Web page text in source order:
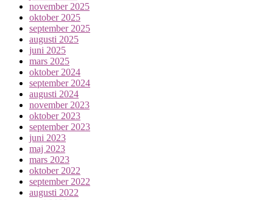
november 2025
oktober 2025
september 2025
augusti 2025
juni 2025
mars 2025
oktober 2024
september 2024
augusti 2024
november 2023
oktober 2023
september 2023
juni 2023
maj 2023
mars 2023
oktober 2022
september 2022
augusti 2022